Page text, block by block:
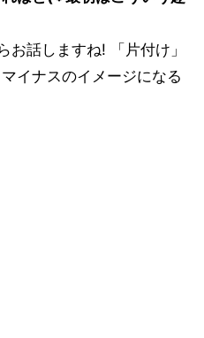
話しますね! 「片付け」
イナスのイメージになる